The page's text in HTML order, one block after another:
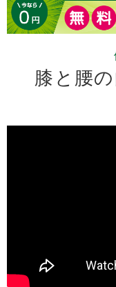
膝と腰